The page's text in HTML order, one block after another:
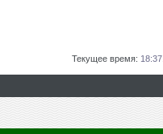
Текущее время: 18:37